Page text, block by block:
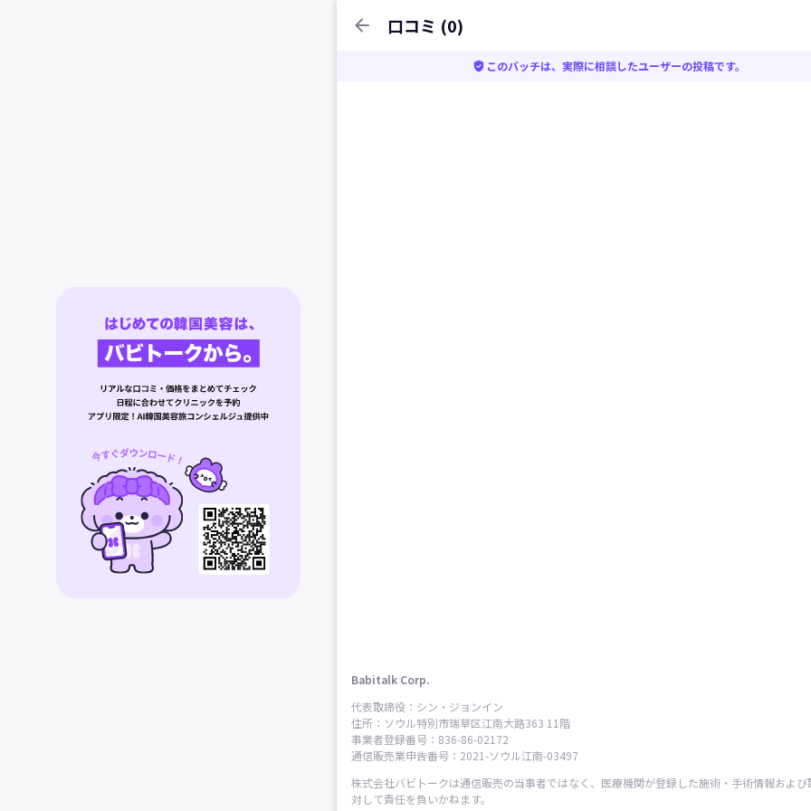
arrow_back 口コミ (0)
verified_user このバッチは、実際に相談したユーザーの投稿です。
Babitalk Corp.
代表取締役：シン・ジョンイン
住所：ソウル特別市瑞草区江南大路363 11階
事業者登録番号：836-86-02172
通信販売業申告番号：2021-ソウル江南-03497
株式会社バビトークは通信販売の当事者ではなく、医療機関が登録した施術・手術情報および
対して責任を負いかねます。